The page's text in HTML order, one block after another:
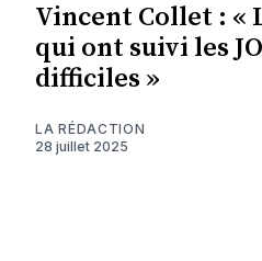
Vincent Collet : «
qui ont suivi les
difficiles »
LA RÉDACTION
28 juillet 2025